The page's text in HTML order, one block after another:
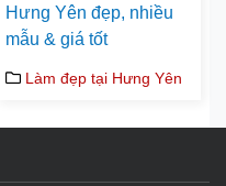
Hưng Yên đẹp, nhiều
mẫu & giá tốt
Làm đẹp tại Hưng Yên